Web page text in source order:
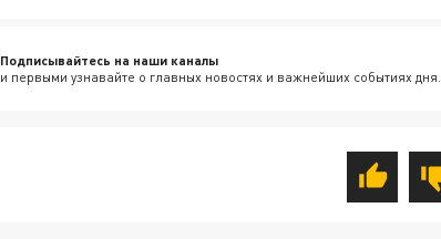
Подписывайтесь на наши каналы
и первыми узнавайте о главных новостях и важнейших событиях дня.